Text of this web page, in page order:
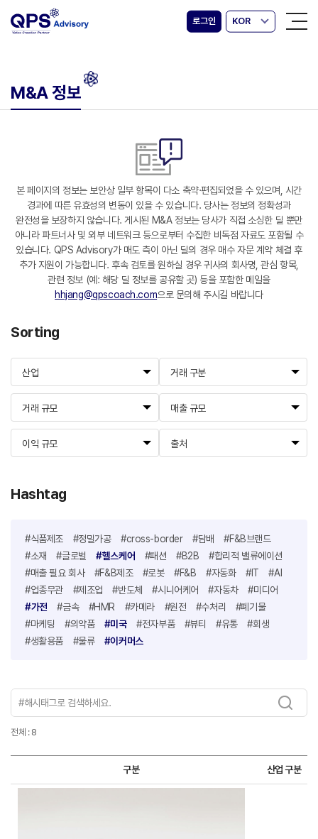
로그인 KOR
M&A 정보
본 페이지의 정보는 보안상 일부 항목이 다소 축약·편집되었을 수 있으며, 시간
경과에 따른 유효성의 변동이 있을 수 있습니다. 당사는 정보의 정확성과
완전성을 보장하지 않습니다. 게시된 M&A 정보는 당사가 직접 소싱한 딜 뿐만
아니라 파트너사 및 외부 네트워크 등으로부터 수집한 비독점 자료도 포함될 수
있습니다. QPS Advisory가 매도 측이 아닌 딜의 경우 매수 자문 계약 체결 후
추가 지원이 가능합니다. 후속 검토를 원하실 경우 귀사의 회사명, 관심 항목,
관련 정보 (예: 해당 딜 정보를 공유할 곳) 등을 포함한 메일을
hhjang@qpscoach.com으로 문의해 주시길 바랍니다
Sorting
산업 거래 구분
거래 규모 매출 규모
이익 규모 출처
Hashtag
#식품제조 #정밀가공 #cross-border #담배
#F&B브랜드
#소재
#글로벌 #헬스케어 #패션 #B2B
#합리적 밸류에이션
#매출 필요 회사
#F&B제조 #로봇 #F&B #자동화 #IT
#AI
#업종무관
#제조업 #반도체 #시니어케어 #자동차
#미디어
#가전
#금속 #HMR #카메라 #원전 #수처리
#폐기물
#마케팅
#의약품 #미국 #전자부품 #뷰티 #유통
#회생
#생활용품
#물류 #이커머스
전체 : 8
구분 산업 구분